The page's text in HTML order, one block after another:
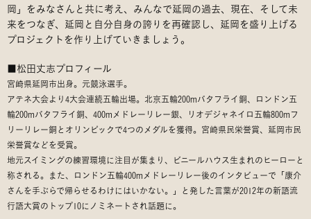
岡」をみなさんと共に考え、みんなで延岡の過去、現在、そして未
来をつなぎ、延岡と自分自身の誇りを再確認し、延岡を盛り上げる
プロジェクトを作り上げていきましょう。
■松田丈志プロフィール
宮崎県延岡市出身。元競泳選手。
アテネ大会より4大会連続五輪出場。北京五輪200mバタフライ銅、ロンドン五
輪200mバタフライ銅、400mメドレーリレー銀、リオデジャネイロ五輪800mフ
リーリレー銅とオリンピックで4つのメダルを獲得。宮崎県民栄誉賞、延岡市民
栄誉賞などを受賞。
地元スイミングの練習環境に注目が集まり、ビニールハウス生まれのヒーローと
称される。また、ロンドン五輪400mメドレーリレー後のインタビューで「康介
さんを手ぶらで帰らせるわけにはいかない。」と発した言葉が2012年の新語流
行語大賞のトップ10にノミネートされ話題に。